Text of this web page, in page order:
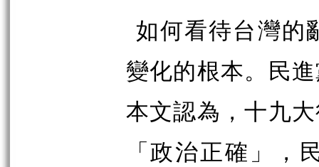
如何看待台灣的
變化的根本。民
本文認為，十九
「政治正確」，